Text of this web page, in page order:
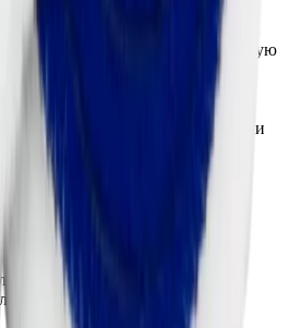
полировальную машину с Velcro-
пасту на диск или на рабочую
равномерными
чрезмерного давления.
диск от остатков пасты и пыли
овчина
пасты Menzerna и